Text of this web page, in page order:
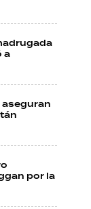
a
aseguran
por la